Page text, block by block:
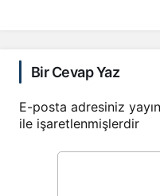
Bir Cevap Yaz
E-posta adresiniz
ile işaretlenmişlerdir